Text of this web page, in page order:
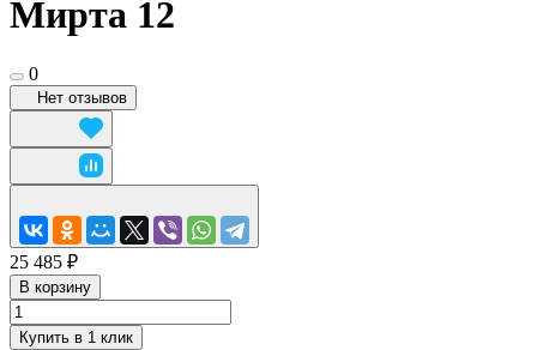
Мирта 12
0
Нет отзывов
25 485 ₽
В корзину
Купить в 1 клик